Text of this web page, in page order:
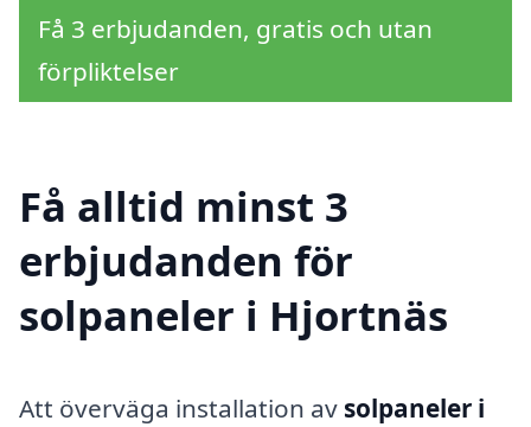
Få 3 erbjudanden, gratis och utan
förpliktelser
Få alltid minst 3
erbjudanden för
solpaneler i Hjortnäs
Att överväga installation av solpaneler i